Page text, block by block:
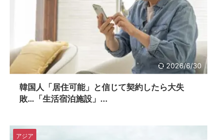
2026/6/30
韓国人「居住可能」と信じて契約したら大失
敗…「生活宿泊施設」...
アジア